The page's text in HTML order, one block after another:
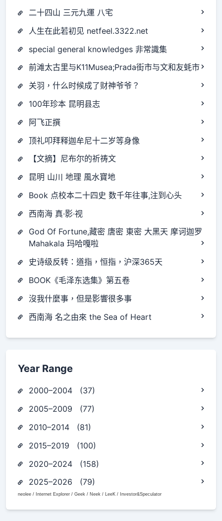
二十四山 三元九運 八宅
人生在此若初见 netfeel.3322.net
special general knowledges 非常識集
前滩太古里与K11Musea;Prada街市与文和友蚝市
关羽，什么时候成了财神爷爷？
100年珍本 昆明县志
阿飞正撰
顶礼叩拜释迦牟尼十二岁等身像
【文摘】尼布尔的祈祷文
昆明 山川 地理 風水寶地
Book 点校本二十四史 数千年往事,注到心头
西南海 真·影·视
God Of Fortune,藏密 唐密 東密 大黑天 摩诃迦罗
Mahakala 玛哈嘎啦
史诗级反转：道指，恒指，沪深365天
BOOK《毛泽东选集》第五卷
沒我什麼事，但是影響很多事
西南海 名之由來 the Sea of Heart
Year Range
2000–2004 (37)
2005–2009 (77)
2010–2014 (81)
2015–2019 (100)
2020–2024 (158)
2025–2026 (79)
neolee / Internet Explorer / Geek / Neek / LeeK / Investor&Speculator